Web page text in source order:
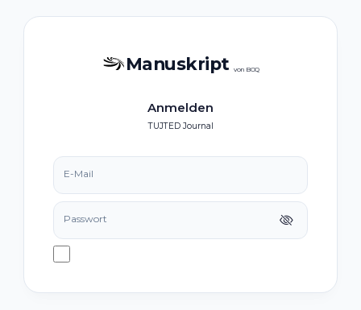
Manuskriptvon BOQ
Anmelden
TUJTED Journal
E-Mail
Passwort